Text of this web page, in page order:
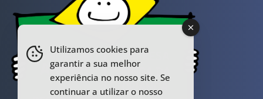
Utilizamos cookies para
garantir a sua melhor
experiência no nosso site. Se
continuar a utilizar o nosso